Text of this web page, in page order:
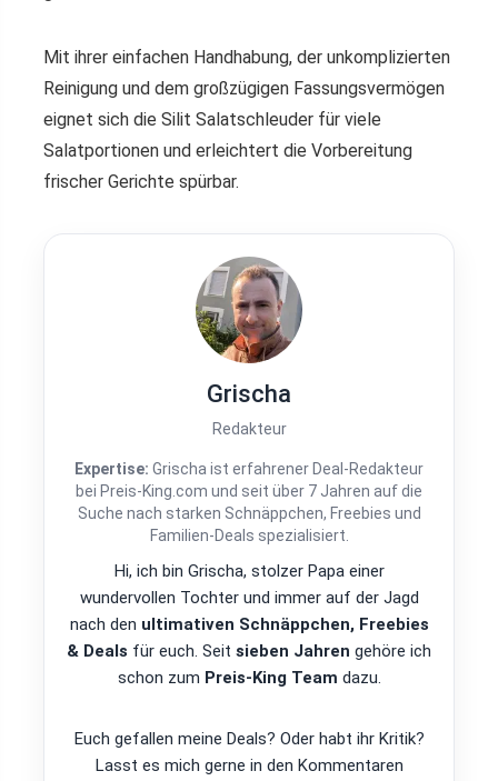
Mit ihrer einfachen Handhabung, der unkomplizierten
Reinigung und dem großzügigen Fassungsvermögen
eignet sich die Silit Salatschleuder für viele
Salatportionen und erleichtert die Vorbereitung
frischer Gerichte spürbar.
Grischa
Redakteur
Expertise: Grischa ist erfahrener Deal-Redakteur
bei Preis-King.com und seit über 7 Jahren auf die
Suche nach starken Schnäppchen, Freebies und
Familien-Deals spezialisiert.
Hi, ich bin Grischa, stolzer Papa einer
wundervollen Tochter und immer auf der Jagd
nach den ultimativen Schnäppchen, Freebies
& Deals für euch. Seit sieben Jahren gehöre ich
schon zum Preis-King Team dazu.
Euch gefallen meine Deals? Oder habt ihr Kritik?
Lasst es mich gerne in den Kommentaren